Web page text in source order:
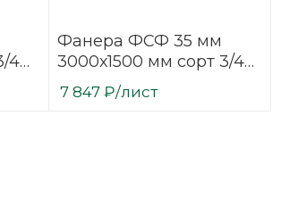
4
Фанера ФСФ 35 мм
3000х1500 мм сорт 3/4
шлифованная
березовая
7 847₽/лист